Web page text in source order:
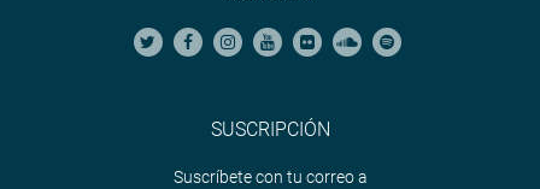
SUSCRIPCIÓN
Suscríbete con tu correo a